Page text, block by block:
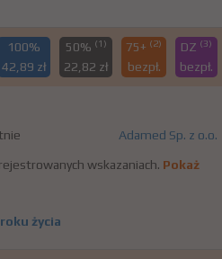
100%
42,89 zł
50% (1)
22,82 zł
75+ (2)
bezpł.
DZ (3)
bezpł.
Adamed Sp. z o.o.
wskazaniach. Pokaż
życia